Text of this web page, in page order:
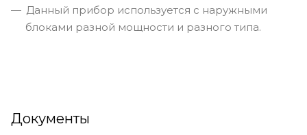
Данный прибор используется с наружными
блоками разной мощности и разного типа.
Документы